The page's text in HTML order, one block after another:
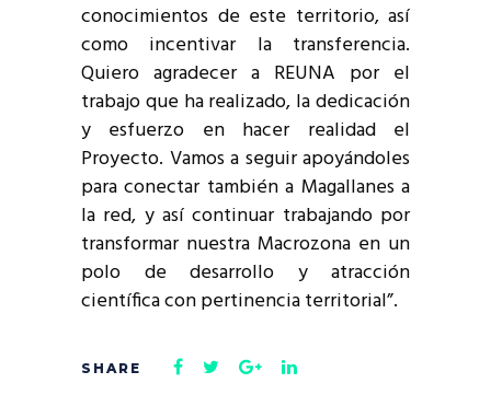
conocimientos de este territorio, así
como incentivar la transferencia.
Quiero agradecer a REUNA por el
trabajo que ha realizado, la dedicación
y esfuerzo en hacer realidad el
Proyecto. Vamos a seguir apoyándoles
para conectar también a Magallanes a
la red, y así continuar trabajando por
transformar nuestra Macrozona en un
polo de desarrollo y atracción
científica con pertinencia territorial”.